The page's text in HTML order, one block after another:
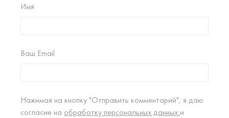
Имя
Ваш Email
Нажимая на кнопку "Отправить комментарий", я даю
согласие на обработку персональных данных и